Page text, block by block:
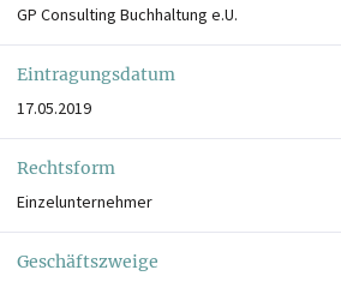
GP Consulting Buchhaltung e.U.
Eintragungsdatum
17.05.2019
Rechtsform
Einzelunternehmer
Geschäftszweige